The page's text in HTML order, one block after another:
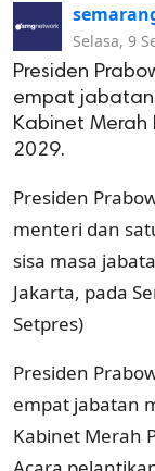
Selasa, 9
Presiden
empat jabatan
Kabinet
2029.
Presiden
menteri dan
sisa masa
Jakarta, pada
Setpres)
Presiden
empat jabatan
Kabinet Merah